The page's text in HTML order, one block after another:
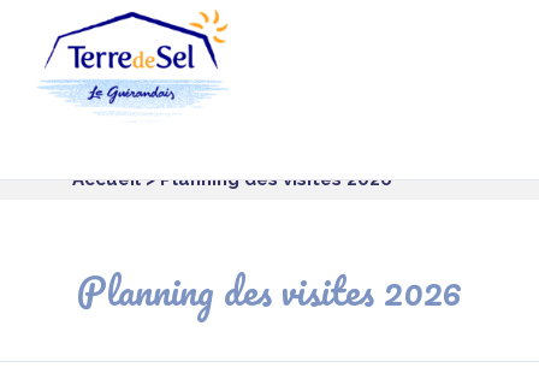
Accueil> Planning des visites 2026
Planning des visites 2026
Panneau de gestion des cookies